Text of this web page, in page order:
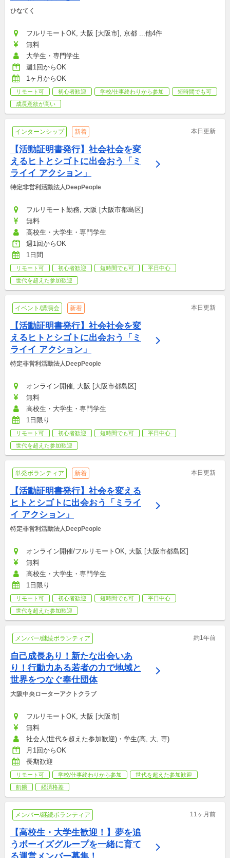
ひなてく
フルリモートOK, 大阪 [大阪市], 京都 ...他4件
無料
大学生・専門学生
週1回からOK
1ヶ月からOK
リモート可 初心者歓迎 学校/仕事終わりから参加
短時間でも可
成長意欲が高い
インターンシップ 新着 本日更新
【活動証明書発行】社会社会を変
えるヒトとシゴトに出会おう「ミ
ライイ アクション」
特定非営利活動法人DeepPeople
フルリモート勤務, 大阪 [大阪市都島区]
無料
高校生・大学生・専門学生
週1回からOK
1日間
リモート可 初心者歓迎 短時間でも可
平日中心
世代を超えた参加歓迎
イベント/講演会 新着 本日更新
【活動証明書発行】社会社会を変
えるヒトとシゴトに出会おう「ミ
ライイ アクション」
特定非営利活動法人DeepPeople
オンライン開催, 大阪 [大阪市都島区]
無料
高校生・大学生・専門学生
1日限り
リモート可 初心者歓迎 短時間でも可
平日中心
世代を超えた参加歓迎
単発ボランティア 新着 本日更新
【活動証明書発行】社会を変える
ヒトとシゴトに出会おう「ミライ
イ アクション」
特定非営利活動法人DeepPeople
オンライン開催/フルリモートOK, 大阪 [大阪市都島区]
無料
高校生・大学生・専門学生
1日限り
リモート可 初心者歓迎 短時間でも可
平日中心
世代を超えた参加歓迎
メンバー/継続ボランティア 約1年前
自己成長あり！新たな出会いあ
り！行動力ある若者の力で地域と
世界をつなぐ奉仕団体
大阪中央ローターアクトクラブ
フルリモートOK, 大阪 [大阪市]
無料
社会人(世代を超えた参加歓迎)・学生(高, 大, 専)
月1回からOK
長期歓迎
リモート可 学校/仕事終わりから参加
世代を超えた参加歓迎
飢餓
経済格差
メンバー/継続ボランティア 11ヶ月前
【高校生・大学生歓迎！】夢を追
うボーイズグループを一緒に育て